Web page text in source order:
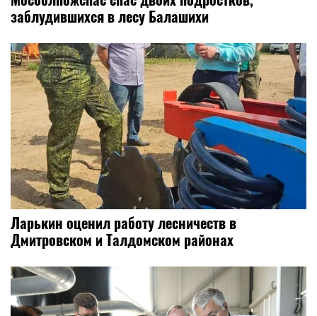
заблудившихся в лесу Балашихи
Ларькин оценил работу лесничеств в
Дмитровском и Талдомском районах